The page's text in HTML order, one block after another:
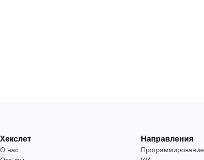
Хекслет
О нас
Направления
Программирование